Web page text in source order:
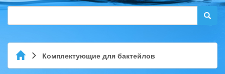
Комплектующие для бактейлов